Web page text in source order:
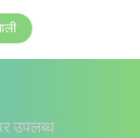
उपलब्ध